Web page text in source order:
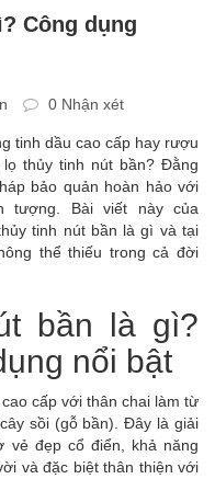
Công dụng
0 Nhận xét
tinh dầu cao cấp hay rượu
thủy tinh nút bần? Đằng
bảo quản hoàn hảo với
tượng. Bài viết này của
tinh nút bần là gì và tại
thể thiếu trong cả đời
bần là gì?
nổi bật
cấp với thân chai làm từ
sồi (gỗ bần). Đây là giải
vẻ đẹp cổ điển, khả năng
và đặc biệt thân thiện với